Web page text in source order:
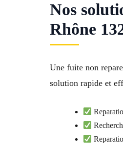
Nos
Rhône
Une fuite non
solution rapide et